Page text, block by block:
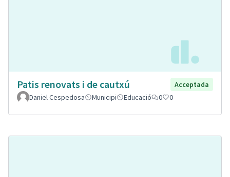
Patis renovats i de cautxú
Acceptada
Daniel Cespedosa
Municipi Educació 0 0